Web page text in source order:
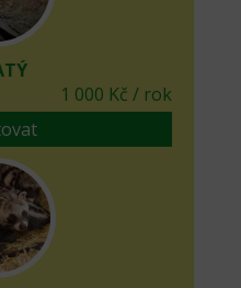
1 000 Kč / rok